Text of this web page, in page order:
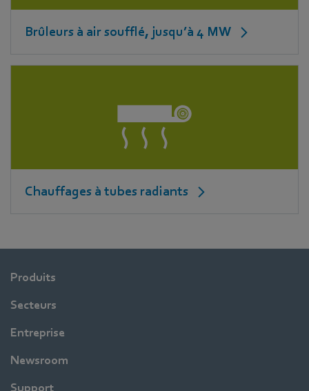
Brûleurs à air soufflé, jusqu’à 4 MW
Chauffages à tubes radiants
Produits
Secteurs
Entreprise
Newsroom
Support